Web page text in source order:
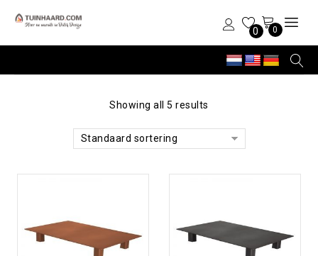
0 0
Showing all 5 results
Standaard sortering